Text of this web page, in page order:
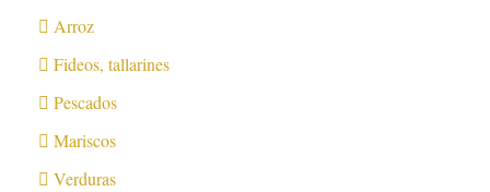
Arroz
Fideos, tallarines
Pescados
Mariscos
Verduras